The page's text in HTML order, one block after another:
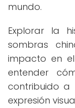
mundo.
Explorar la
sombras
impacto en
entender
contribuido a
expresión